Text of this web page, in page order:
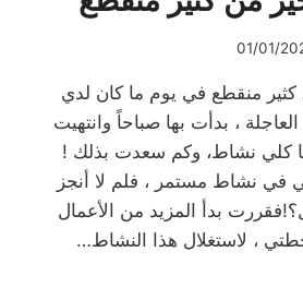
01/01/
كثير منقطع في يوم ما كان لدي
، بدأت بها صباحاً وانتهيت
كلي نشاط، وكم سعدت بذلك !
نشاط مستمر ، فلم لا أنجز
بدأ المزيد من الأعمال
، لاستغلال هذا النشاط…